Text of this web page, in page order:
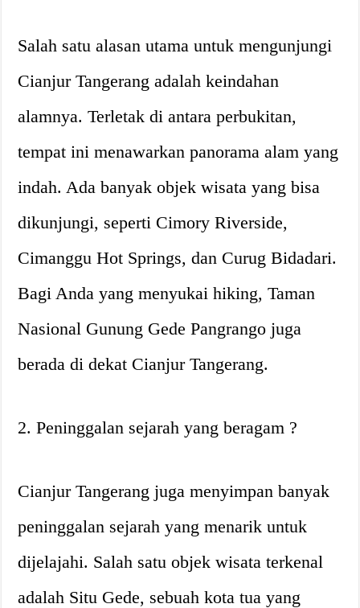
Salah satu alasan utama untuk mengunjungi
Cianjur Tangerang adalah keindahan
alamnya. Terletak di antara perbukitan,
tempat ini menawarkan panorama alam yang
indah. Ada banyak objek wisata yang bisa
dikunjungi, seperti Cimory Riverside,
Cimanggu Hot Springs, dan Curug Bidadari.
Bagi Anda yang menyukai hiking, Taman
Nasional Gunung Gede Pangrango juga
berada di dekat Cianjur Tangerang.
2. Peninggalan sejarah yang beragam ?️
Cianjur Tangerang juga menyimpan banyak
peninggalan sejarah yang menarik untuk
dijelajahi. Salah satu objek wisata terkenal
adalah Situ Gede, sebuah kota tua yang